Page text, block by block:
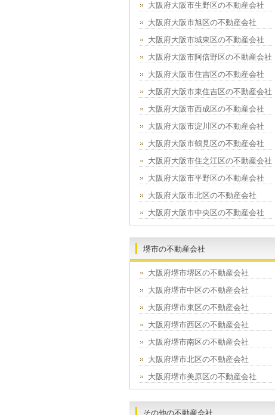
大阪府大阪市生野区の不動産会社
大阪府大阪市旭区の不動産会社
大阪府大阪市城東区の不動産会社
大阪府大阪市阿倍野区の不動産会社
大阪府大阪市住吉区の不動産会社
大阪府大阪市東住吉区の不動産会社
大阪府大阪市西成区の不動産会社
大阪府大阪市淀川区の不動産会社
大阪府大阪市鶴見区の不動産会社
大阪府大阪市住之江区の不動産会社
大阪府大阪市平野区の不動産会社
大阪府大阪市北区の不動産会社
大阪府大阪市中央区の不動産会社
堺市の不動産会社
大阪府堺市堺区の不動産会社
大阪府堺市中区の不動産会社
大阪府堺市東区の不動産会社
大阪府堺市西区の不動産会社
大阪府堺市南区の不動産会社
大阪府堺市北区の不動産会社
大阪府堺市美原区の不動産会社
その他の不動産会社